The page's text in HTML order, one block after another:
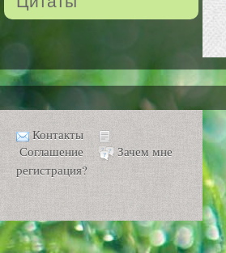
Контакты
Соглашение
Зачем мне
регистрация?